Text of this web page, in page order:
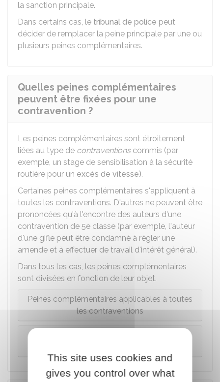
la sanction principale.
Dans certains cas, le tribunal de police peut
décider de remplacer la peine principale par une ou
plusieurs peines complémentaires.
Quelles peines complémentaires
peuvent être fixées pour une
contravention ?
Les peines complémentaires sont étroitement
liées au type de contraventionscommis (par
exemple, un stage de sensibilisation à la sécurité
routière pour un excès de vitesse).
Certaines peines complémentaires s'appliquent à
toutes les contraventions. D'autres ne peuvent être
prononcées qu'à l'encontre des auteurs d'une
contravention de 5e classe (par exemple, l'auteur
d'une gifle peut être condamné à régler une
amende et à effectuer de travail d'intérêt général).
Dans tous les cas, les peines complémentaires
sont divisées en fonction de leur objet.
Peines complémentaires applicables à toutes
les contraventions
This site uses cookies and
gives you control over what